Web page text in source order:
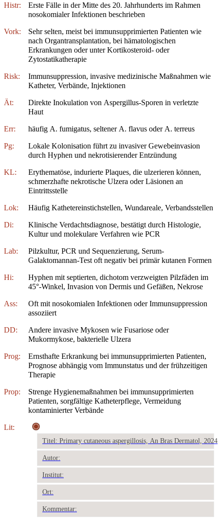
Histr:
Erste Fälle in der Mitte des 20. Jahrhunderts im Rahmen
nosokomialer Infektionen beschrieben
Vork:
Sehr selten, meist bei immunsupprimierten Patienten wie
nach Organtransplantation, bei hämatologischen
Erkrankungen oder unter Kortikosteroid- oder
Zytostatikatherapie
Risk:
Immunsuppression, invasive medizinische Maßnahmen wie
Katheter, Verbände, Injektionen
Ät:
Direkte Inokulation von Aspergillus-Sporen in verletzte
Haut
Err: häufig A. fumigatus, seltener A. flavus oder A. terreus
Pg:
Lokale Kolonisation führt zu invasiver Gewebeinvasion
durch Hyphen und nekrotisierender Entzündung
KL:
Erythematöse, indurierte Plaques, die ulzerieren können,
schmerzhafte nekrotische Ulzera oder Läsionen an
Eintrittsstelle
Lok: Häufig Kathetereinstichstellen, Wundareale, Verbandsstellen
Di:
Klinische Verdachtsdiagnose, bestätigt durch Histologie,
Kultur und molekulare Verfahren wie PCR
Lab:
Pilzkultur, PCR und Sequenzierung, Serum-
Galaktomannan-Test oft negativ bei primär kutanen Formen
Hi:
Hyphen mit septierten, dichotom verzweigten Pilzfäden im
45°-Winkel, Invasion von Dermis und Gefäßen, Nekrose
Ass:
Oft mit nosokomialen Infektionen oder Immunsuppression
assoziiert
DD:
Andere invasive Mykosen wie Fusariose oder
Mukormykose, bakterielle Ulzera
Prog:
Ernsthafte Erkrankung bei immunsupprimierten Patienten,
Prognose abhängig vom Immunstatus und der frühzeitigen
Therapie
Prop:
Strenge Hygienemaßnahmen bei immunsupprimierten
Patienten, sorgfältige Katheterpflege, Vermeidung
kontaminierter Verbände
Lit:
Titel: Primary cutaneous aspergillosis, An Bras Dermatol, 2024
Autor:
Institut:
Ort:
Kommentar: